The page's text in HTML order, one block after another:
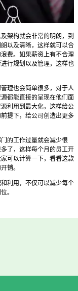
架构就会非常的明朗，到
以及清晰，这样就可以合
费。如果薪资上有不合理
行规划以及管理，这样也
理也会简单很多，对于人
都能直接的呈现在他们面
利用到最大化，这样给公
提下，给公司创造出更多
的工作过量就会减少很
了，这样每个月的员工开
可以计算一下，看看这款
销。
利用，不仅可以减少每个
。